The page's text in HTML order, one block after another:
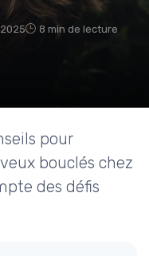
8 min de lecture
pour
bouclés chez
des défis